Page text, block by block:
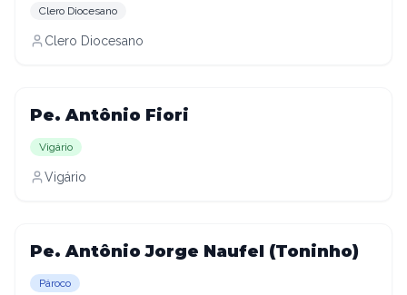
Clero Diocesano
Clero Diocesano
Pe. Antônio Fiori
Vigário
Vigário
Pe. Antônio Jorge Naufel (Toninho)
Pároco